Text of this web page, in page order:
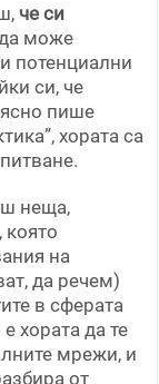
че си
може
потенциални
си, че
пише
хората са
неща,
която
на
да речем)
в сферата
хората да те
мрежи, и
от